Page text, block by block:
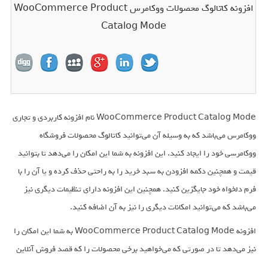
افزونه کاتالوگ محصولات ووکامرس WooCommerce Product
Catalog Mode
WooCommerce Product Catalog Mode نام افزونه کاربردی و تجاری
ووکامرس می‌باشد که به وسیله آن می‌توانید کاتالوگ محصولات فروشگاه
ووکامرسی خود را ایجاد کنید. این افزونه به شما این امکان را می‌دهد تا بتوانید
قیمت و همچنین دکمه افزودن به سبد خرید را به راحتی حذف کرده و یا آن را با
فرم دلخواه خود جایگزین کنید. همچنین این افزونه دارای تنظیمات دیگری نیز
می‌باشد که می‌توانید امکانات دیگری را نیز به آن اضافه کنید.
افزونه WooCommerce Product Catalog Mode به شما این امکان را
نیز می‌دهد تا در صورتی که می‌خواهید برخی محصولات را که قصد فروش آنلاین